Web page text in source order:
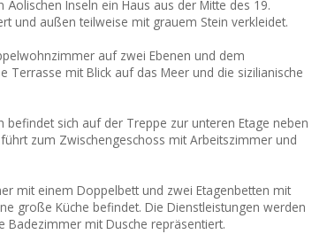
Äolischen Inseln ein Haus aus der Mitte des 19.
und außen teilweise mit grauem Stein verkleidet.
auf zwei Ebenen und dem
Terrasse mit Blick auf das Meer und die sizilianische
befindet sich auf der Treppe zur unteren Etage neben
zum Zwischengeschoss mit Arbeitszimmer und
mit einem Doppelbett und zwei Etagenbetten mit
große Küche befindet. Die Dienstleistungen werden
mit Dusche repräsentiert.